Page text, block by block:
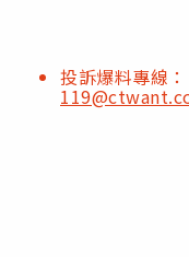
投訴爆料專線：